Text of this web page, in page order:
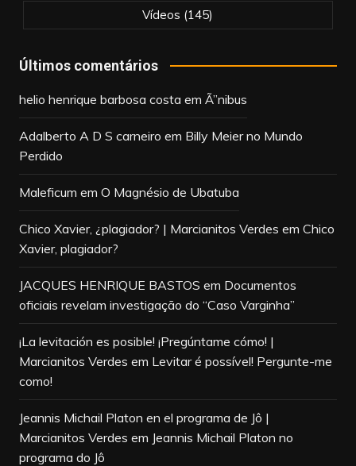
Vídeos (145)
Últimos comentários
helio henrique barbosa costa em Ã”nibus
Adalberto A D S carneiro em Billy Meier no Mundo
Perdido
Maleficum em O Magnésio de Ubatuba
Chico Xavier, ¿plagiador? | Marcianitos Verdes em Chico
Xavier, plagiador?
JACQUES HENRIQUE BASTOS em Documentos
oficiais revelam investigação do “Caso Varginha”
¡La levitación es posible! ¡Pregúntame cómo! |
Marcianitos Verdes em Levitar é possível! Pergunte-me
como!
Jeannis Michail Platon en el programa de Jô |
Marcianitos Verdes em Jeannis Michail Platon no
programa do Jô